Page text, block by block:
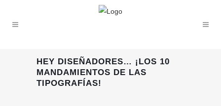
HEY DISEÑADORES… ¡LOS 10
MANDAMIENTOS DE LAS
TIPOGRAFÍAS!